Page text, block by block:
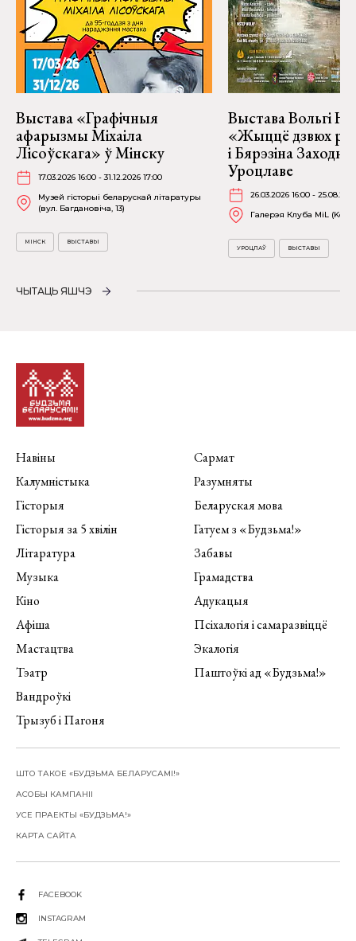
Выстава «Графічныя
афарызмы Міхаіла
Лісоўскага» ў Мінску
17.03.2026 16:00 - 31.12.2026 17:00
Музей гісторыі беларускай літаратуры
(вул. Багдановіча, 13)
МІНСК ВЫСТАВЫ
Выстава Вольгі
«Жыццё дзвюх
і Бярэзіна
Уроцлаве
26.03.2026 16:00 -
Галерэя Клуба MiL
УРОЦЛАЎ ВЫСТАВЫ
ЧЫТАЦЬ ЯШЧЭ
Навіны
Калумністыка
Гісторыя
Гісторыя за 5 хвілін
Літаратура
Музыка
Кіно
Афіша
Мастацтва
Тэатр
Вандроўкі
Трызуб і Пагоня
Сармат
Разумняты
Беларуская мова
Гатуем з «Будзьма!»
Забавы
Грамадства
Адукацыя
Псіхалогія і самаразвіццё
Экалогія
Паштоўкі ад «Будзьма!»
ШТО ТАКОЕ «БУДЗЬМА БЕЛАРУСАМІ!»
АСОБЫ КАМПАНІІ
УСЕ ПРАЕКТЫ «БУДЗЬМА!»
КАРТА САЙТА
FACEBOOK
INSTAGRAM